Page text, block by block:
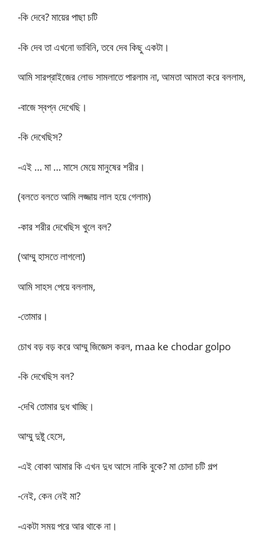
-কি দেবে? মায়ের পাছা চটি
-কি দেব তা এখনো ভাবিনি, তবে দেব কিছু একটা।
আমি সারপ্রাইজের লোভ সামলাতে পারলাম না, আমতা আমতা করে বললাম,
-বাজে স্বপ্ন দেখেছি।
-কি দেখেছিস?
-এই … মা … মাসে মেয়ে মানুষের শরীর।
(বলতে বলতে আমি লজ্জায় লাল হয়ে গেলাম)
-কার শরীর দেখেছিস খুলে বল?
(আম্মু হাসতে লাগলো)
আমি সাহস পেয়ে বললাম,
-তোমার।
চোখ বড় বড় করে আম্মু জিজ্ঞেস করল, maa ke chodar golpo
-কি দেখেছিস বল?
-দেখি তোমার দুধ খাচ্ছি।
আম্মু দুষ্টু হেসে,
-এই বোকা আমার কি এখন দুধ আসে নাকি বুকে? মা চোদা চটি গল্প
-নেই, কেন নেই মা?
-একটা সময় পরে আর থাকে না।